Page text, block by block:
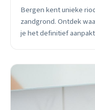
Bergen kent unieke
zandgrond. Ontdek
je het definitief